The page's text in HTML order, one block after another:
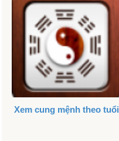
Xem cung mệnh theo tuổi